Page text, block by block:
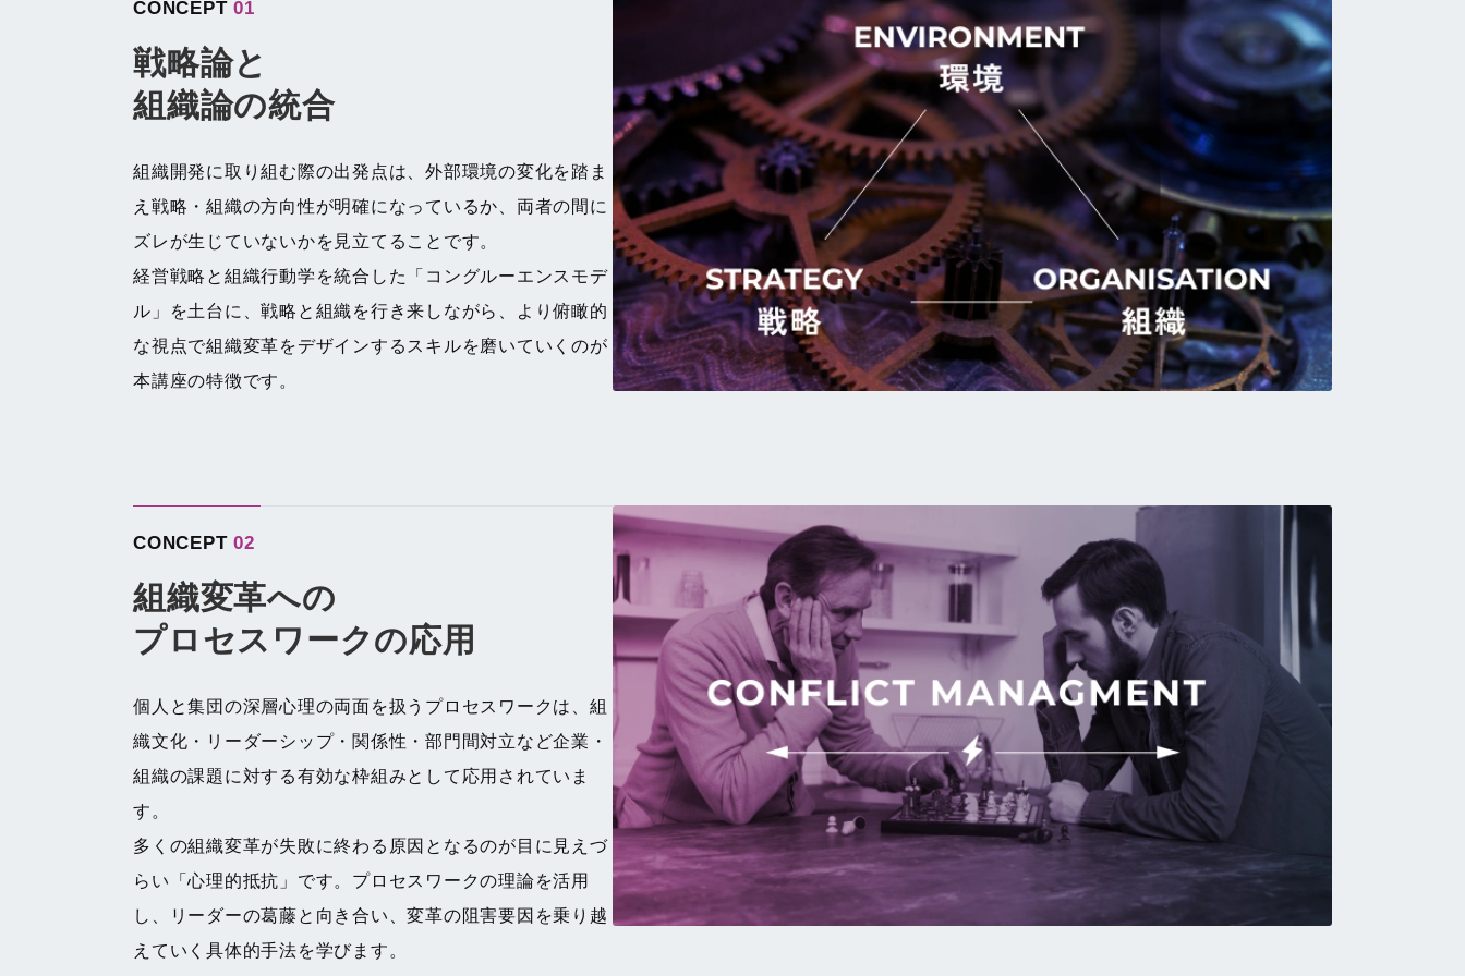
CONCEPT 01
戦略論と
組織論の統合
組織開発に取り組む際の出発点は、外部環境の変化を踏ま
え戦略・組織の方向性が明確になっているか、両者の間に
ズレが生じていないかを見立てることです。
経営戦略と組織行動学を統合した「コングルーエンスモデ
ル」を土台に、戦略と組織を行き来しながら、より俯瞰的
な視点で組織変革をデザインするスキルを磨いていくのが
本講座の特徴です。
CONCEPT 02
組織変革への
プロセスワークの応用
個人と集団の深層心理の両面を扱うプロセスワークは、組
織文化・リーダーシップ・関係性・部門間対立など企業・
組織の課題に対する有効な枠組みとして応用されていま
す。
多くの組織変革が失敗に終わる原因となるのが目に見えづ
らい「心理的抵抗」です。プロセスワークの理論を活用
し、リーダーの葛藤と向き合い、変革の阻害要因を乗り越
えていく具体的手法を学びます。